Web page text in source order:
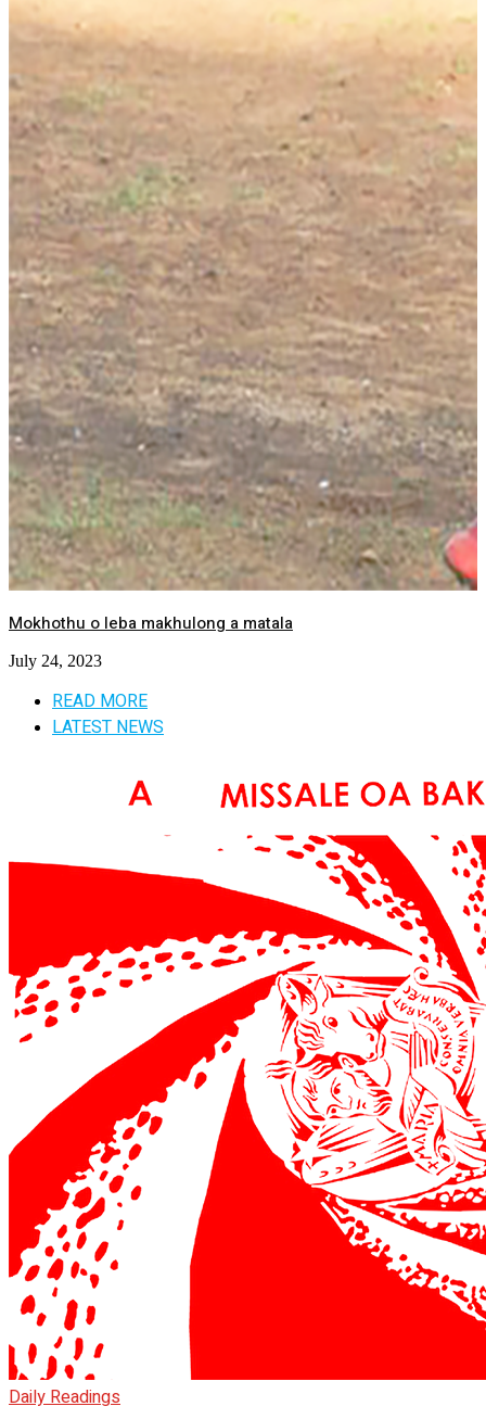
Mokhothu o leba makhulong a matala
July 24, 2023
READ MORE
LATEST NEWS
Daily Readings